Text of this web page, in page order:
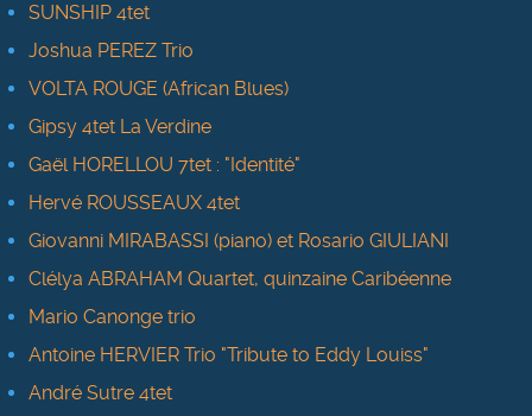
SUNSHIP 4tet
Joshua PEREZ Trio
VOLTA ROUGE (African Blues)
Gipsy 4tet La Verdine
Gaël HORELLOU 7tet : "Identité"
Hervé ROUSSEAUX 4tet
Giovanni MIRABASSI (piano) et Rosario GIULIANI
Clélya ABRAHAM Quartet, quinzaine Caribéenne
Mario Canonge trio
Antoine HERVIER Trio "Tribute to Eddy Louiss"
André Sutre 4tet